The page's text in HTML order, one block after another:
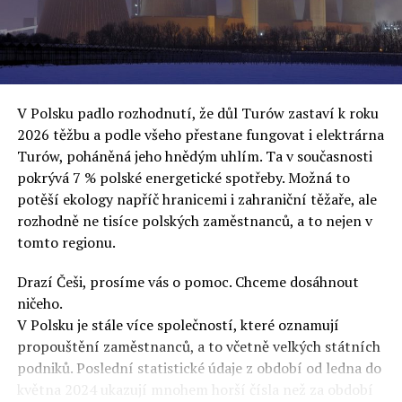
oslovuje své voliče, bublinu šílenců, kteří mu všechno
uvěří a nebudou se ptát na podrobnosti,“ řekl Rafał
Ziemkiewicz, redaktor týdeníku Do Rzeczy a ironicky
dodal: „Když se nynějšímu vedení státního hřebčince
podařilo prodat na aukci 10 plemenných koní za 600
000 euro, bylo to provládními médii oslavované jako
velký úspěch. Za vlády PiS se 14 koní prodalo za 2,5
milionu euro, což bylo stejnou mediální partou
komentováno jako konec polského chovu koní. Ve vidění
kontrolorů činnosti PiS ale určitě šlo při prodeji koní o
praní peněz či jinou nelegální činnost.“
Tuskova čísla jsou ale ujetá i jinde, pokračoval
Ziemkiewicz. „Ve vládní aféře PiS kolem vydávání víz
Tusk tvrdil, že za vlády dnešní opozice se nelegálně
prodalo 600 000 víz do Polska. Byla na to dokonce
vytvořena parlamentní vyšetřovací komise, která přišla
ale pouze na to, že 220 víz do Polska bylo
prostřednictvím úplatků uspíšeno, tedy že víza byla
V Polsku padlo rozhodnutí, že důl Turów zastaví k roku
2026 těžbu a podle všeho přestane fungovat i elektrárna
Turów, poháněná jeho hnědým uhlím. Ta v současnosti
pokrývá 7 % polské energetické spotřeby. Možná to
potěší ekology napříč hranicemi i zahraniční těžaře, ale
rozhodně ne tisíce polských zaměstnanců, a to nejen v
tomto regionu.
Drazí Češi, prosíme vás o pomoc. Chceme dosáhnout
ničeho.
V Polsku je stále více společností, které oznamují
propouštění zaměstnanců, a to včetně velkých státních
podniků. Poslední statistické údaje z období od ledna do
května 2024 ukazují mnohem horší čísla než za období